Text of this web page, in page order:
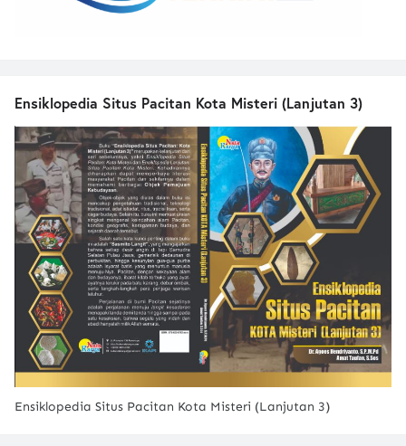
Ensiklopedia Situs Pacitan Kota Misteri (Lanjutan 3)
Ensiklopedia Situs Pacitan Kota Misteri (Lanjutan 3)